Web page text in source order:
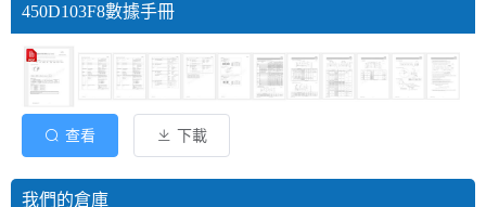
450D103F8數據手冊
查看 下載
我們的倉庫